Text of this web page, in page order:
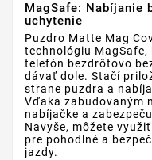
MagSafe: Nabíjanie
uchytenie
Puzdro Matte Mag
technológiu
telefón bezdrôtovo
dávať dole. Stačí
strane puzdra a
Vďaka zabudovaným
nabíjačke a
Navyše, môžete
pre pohodlné a
jazdy.